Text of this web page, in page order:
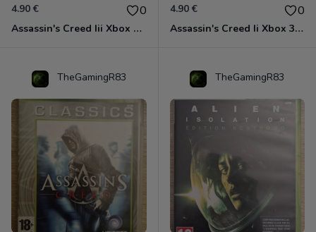
4.90 € 0
Assassin's Creed Iii Xbox 360
4.90 € 0
Assassin's Creed Ii Xbox 360
TheGamingR83 TheGamingR83